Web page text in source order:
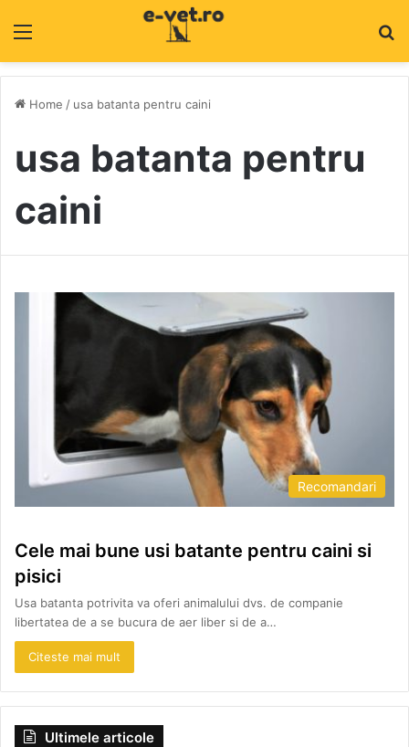
Home / usa batanta pentru caini
usa batanta pentru
caini
Recomandari
Cele mai bune usi batante pentru caini si
pisici
Usa batanta potrivita va oferi animalului dvs. de companie
libertatea de a se bucura de aer liber si de a…
Citeste mai mult
Ultimele articole